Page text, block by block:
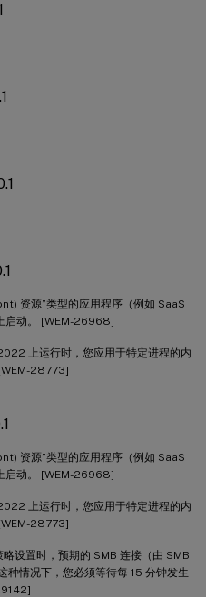
资源”类型的应用程序（例如 SaaS
启动。 [WEM-26968]
上运行时，您应用于特定进程的内
28773]
资源”类型的应用程序（例如 SaaS
启动。 [WEM-26968]
上运行时，您应用于特定进程的内
28773]
设置时，预期的 SMB 连接（由 SMB
种情况下，您必须等待每 15 分钟发生